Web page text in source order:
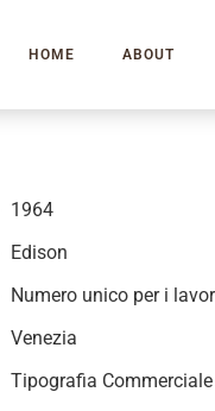
HOME ABOUT
1964
Edison
Numero unico per i
Venezia
Tipografia Commerciale